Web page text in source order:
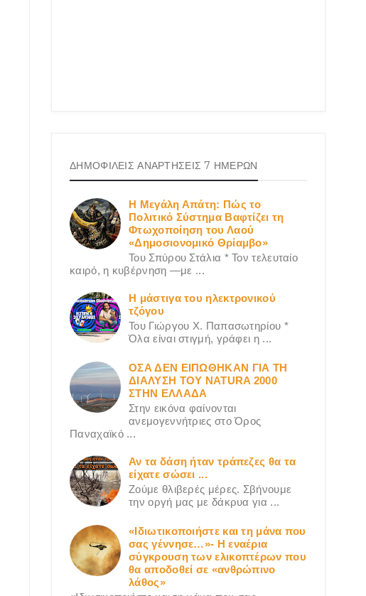
ΔΗΜΟΦΙΛΕΙΣ ΑΝΑΡΤΗΣΕΙΣ 7 ΗΜΕΡΩΝ
Η Μεγάλη Απάτη: Πώς το
Πολιτικό Σύστημα Βαφτίζει τη
Φτωχοποίηση του Λαού
«Δημοσιονομικό Θρίαμβο»
Του Σπύρου Στάλια * Τον τελευταίο
καιρό, η κυβέρνηση —με ...
Η μάστιγα του ηλεκτρονικού
τζόγου
Του Γιώργου X. Παπασωτηρίου *
Όλα είναι στιγμή, γράφει η ...
ΟΣΑ ΔΕN ΕΙΠΩΘΗΚΑΝ ΓΙΑ ΤΗ
ΔΙΑΛΥΣΗ ΤΟΥ NATURA 2000
ΣΤΗΝ ΕΛΛΑΔΑ
Στην εικόνα φαίνονται
ανεμογεννήτριες στο Όρος
Παναχαϊκό ...
Αν τα δάση ήταν τράπεζες θα τα
είχατε σώσει ...
Ζούμε θλιβερές μέρες. Σβήνουμε
την οργή μας με δάκρυα για ...
«Ιδιωτικοποιήστε και τη μάνα που
σας γέννησε…»- Η εναέρια
σύγκρουση των ελικοπτέρων που
θα αποδοθεί σε «ανθρώπινο
λάθος»